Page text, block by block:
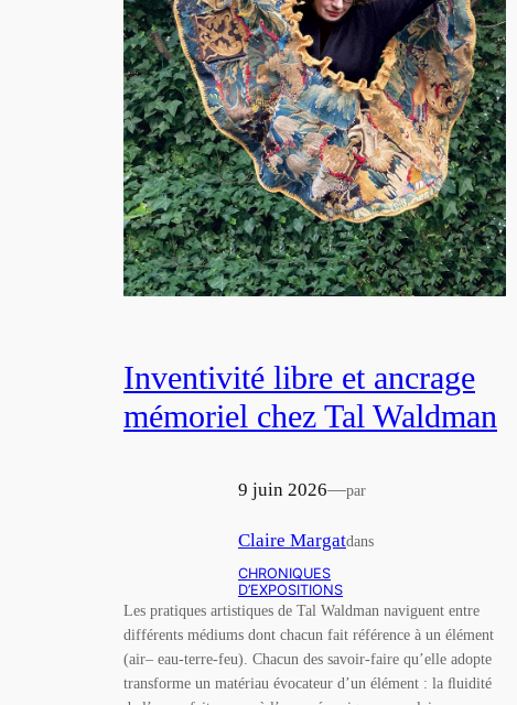
Inventivité libre et ancrage
mémoriel chez Tal Waldman
9 juin 2026—par
Claire Margatdans
CHRONIQUES
D’EXPOSITIONS
Les pratiques artistiques de Tal Waldman naviguent entre
différents médiums dont chacun fait référence à un élément
(air– eau-terre-feu). Chacun des savoir-faire qu’elle adopte
transforme un matériau évocateur d’un élément : la ﬂuidité